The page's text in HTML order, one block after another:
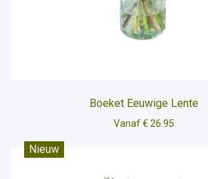
Boeket Eeuwige Lente
Vanaf € 26.95
Nieuw